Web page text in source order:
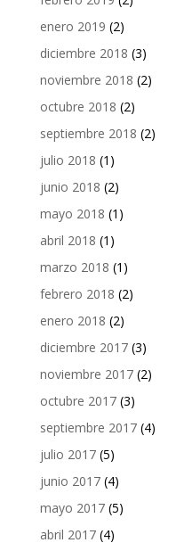
enero 2019 (2)
diciembre 2018 (3)
noviembre 2018 (2)
octubre 2018 (2)
septiembre 2018 (2)
julio 2018 (1)
junio 2018 (2)
mayo 2018 (1)
abril 2018 (1)
marzo 2018 (1)
febrero 2018 (2)
enero 2018 (2)
diciembre 2017(3)
noviembre 2017(2)
octubre 2017(3)
septiembre 2017(4)
julio 2017(5)
junio 2017(4)
mayo 2017(5)
abril 2017(4)